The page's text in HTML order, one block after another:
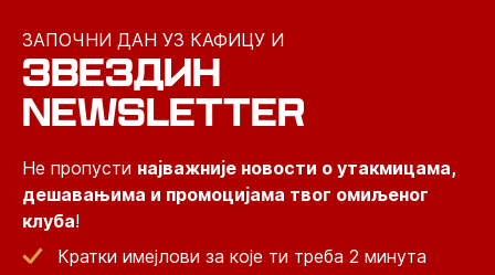
ЗАПОЧНИ ДАН УЗ КАФИЦУ И
ЗВЕЗДИН
NEWSLETTER
Не пропусти најважније новости о утакмицама,
дешавањима и промоцијама твог омиљеног
клуба!
Кратки имејлови за које ти треба 2 минута